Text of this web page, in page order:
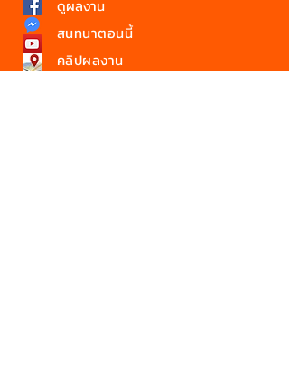
ดูผลงาน
สนทนาตอนนี้
คลิปผลงาน